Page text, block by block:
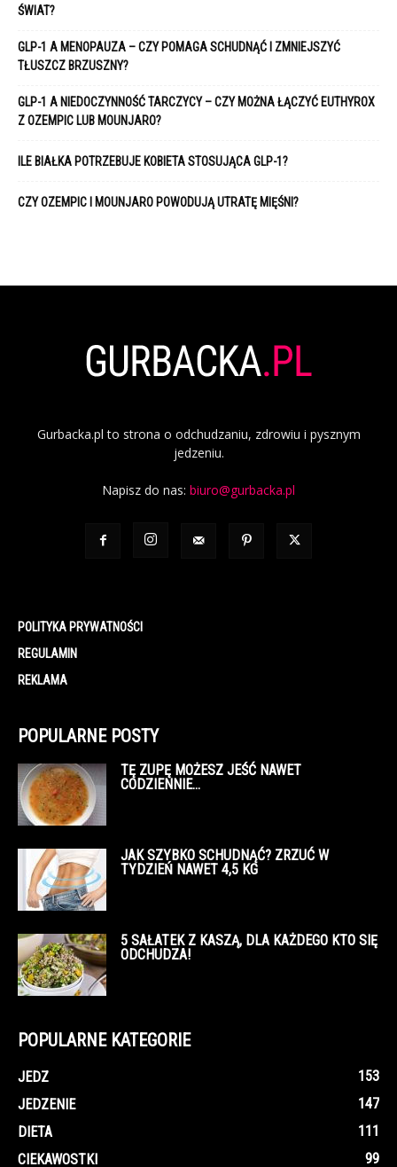
ŚWIAT?
GLP-1 A MENOPAUZA – CZY POMAGA SCHUDNĄĆ I ZMNIEJSZYĆ
TŁUSZCZ BRZUSZNY?
GLP-1 A NIEDOCZYNNOŚĆ TARCZYCY – CZY MOŻNA ŁĄCZYĆ EUTHYROX
Z OZEMPIC LUB MOUNJARO?
ILE BIAŁKA POTRZEBUJE KOBIETA STOSUJĄCA GLP-1?
CZY OZEMPIC I MOUNJARO POWODUJĄ UTRATĘ MIĘŚNI?
Gurbacka.pl to strona o odchudzaniu, zdrowiu i pysznym
jedzeniu.
Napisz do nas: biuro@gurbacka.pl
POLITYKA PRYWATNOŚCI
REGULAMIN
REKLAMA
POPULARNE POSTY
TĘ ZUPĘ MOŻESZ JEŚĆ NAWET
CODZIENNIE…
JAK SZYBKO SCHUDNĄĆ? ZRZUĆ W
TYDZIEŃ NAWET 4,5 KG
5 SAŁATEK Z KASZĄ, DLA KAŻDEGO KTO SIĘ
ODCHUDZA!
POPULARNE KATEGORIE
JEDZ
153
JEDZENIE
147
DIETA
111
CIEKAWOSTKI
99